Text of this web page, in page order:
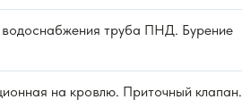
труба ПНД. Бурение
на кровлю. Приточный клапан.